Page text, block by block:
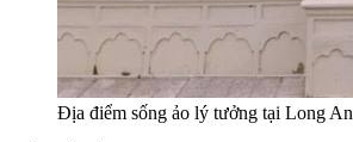
Địa điểm sống ảo lý tưởng tại Long An